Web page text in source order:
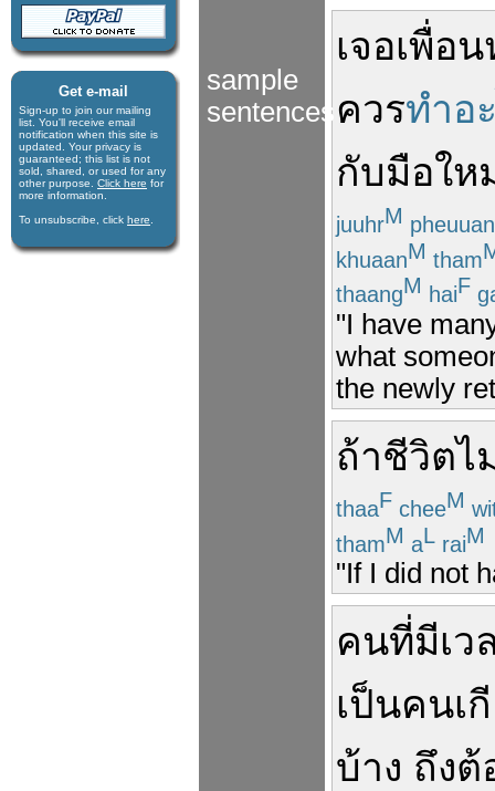
Get e-mail
Sign-up to join our mail­ing
list. You'll receive e­mail
notification when this site is
updated. Your privacy is
guaran­teed; this list is not
sold, shared, or used for any
other purpose. Click here for
more infor­mation.
To unsubscribe, click here
sample
sentences
เจอเพื่อน
ควรทำอ
กับมือให
juuhrM pheuuan
khuaanM tham
thaangM haiF
"I have
what
the newly
ถ้าชีวิตไ
thaaF cheeM
thamM aL raiM
"If I did not
คนที่มีเว
เป็นคนเ
บ้าง ถึงต้